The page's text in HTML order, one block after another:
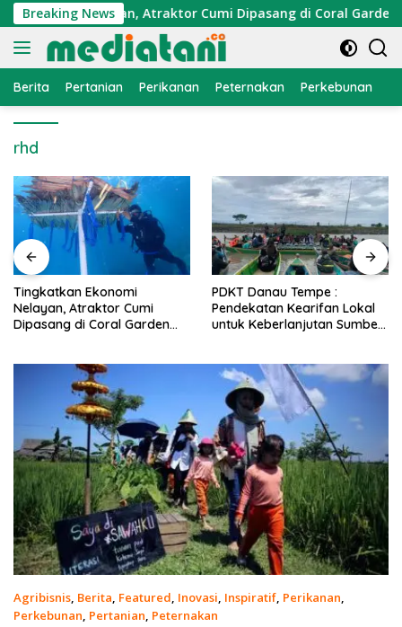
Langsung
ke
konten
Breaking News
Nelayan, Atraktor Cumi Dipasang di Coral Garden
Berita Pertanian Perikanan Peternakan Perkebunan
rhd
PDKT Danau Tempe :
Pendekatan Kearifan Lokal
untuk Keberlanjutan Sumber
Cara Mengatasi Penyakit
PMK pada Sapi Perah
Alami dan Medis
Agribisnis, Berita, Featured, Inovasi, Inspiratif, Perikanan,
Perkebunan, Pertanian, Peternakan